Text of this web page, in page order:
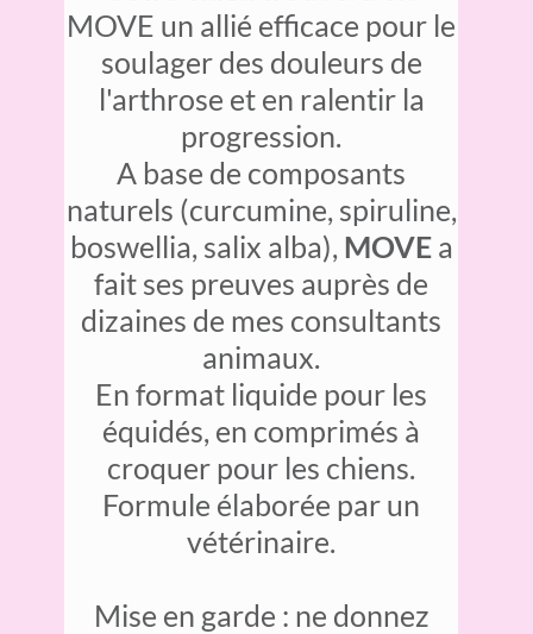
MOVE un allié efficace pour le
soulager des douleurs de
l'arthrose et en ralentir la
progression.
A base de composants
naturels (curcumine, spiruline,
boswellia, salix alba), MOVE a
fait ses preuves auprès de
dizaines de mes consultants
animaux.
En format liquide pour les
équidés, en comprimés à
croquer pour les chiens.
Formule élaborée par un
vétérinaire.
Mise en garde : ne donnez